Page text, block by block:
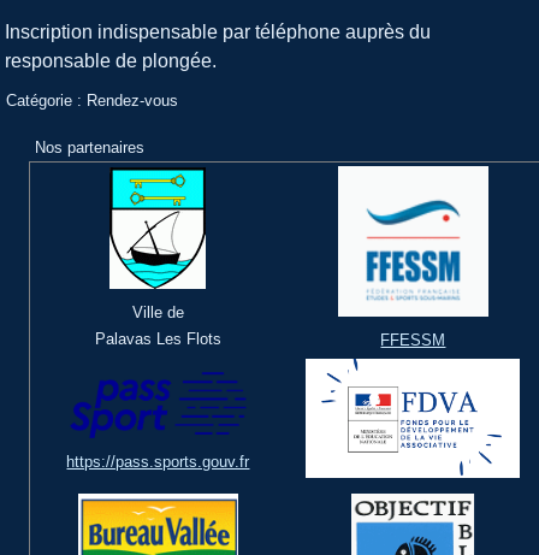
Inscription indispensable par téléphone auprès du
responsable de plongée.
Catégorie : Rendez-vous
Nos partenaires
Ville de
Palavas Les Flots
FFESSM
https://pass.sports.gouv.fr